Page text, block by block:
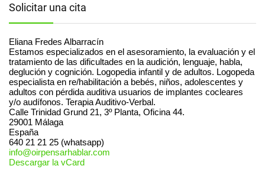
Solicitar una cita
Eliana Fredes Albarracín
Estamos especializados en el asesoramiento, la evaluación y el
tratamiento de las dificultades en la audición, lenguaje, habla,
deglución y cognición. Logopedia infantil y de adultos. Logopeda
especialista en re/habilitación a bebés, niños, adolescentes y
adultos con pérdida auditiva usuarios de implantes cocleares
y/o audífonos. Terapia Auditivo-Verbal.
Calle Trinidad Grund 21, 3º Planta, Oficina 44.
29001 Málaga
España
640 21 21 25 (whatsapp)
info@oirpensarhablar.com
Descargar la vCard